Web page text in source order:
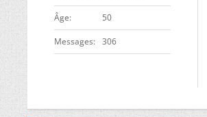
ge 50
Messages 306